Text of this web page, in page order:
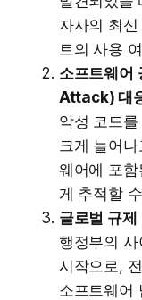
자사의 최
트의 사용
소프트웨
Attack) 대
악성 코드
크게 늘어
웨어에 포
게 추적할
글로벌 규
행정부의
시작으로,
소프트웨어